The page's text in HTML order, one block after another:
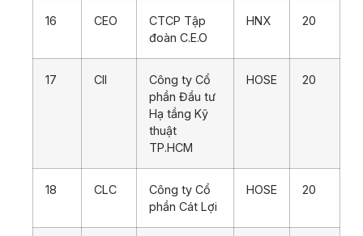
16 CEO
CTCP Tập
đoàn C.E.O
HNX 20
17 CII
Công ty Cổ
phần Đầu tư
Hạ tầng Kỹ
thuật
TP.HCM
HOSE 20
18 CLC
Công ty Cổ
phần Cát Lợi
HOSE 20